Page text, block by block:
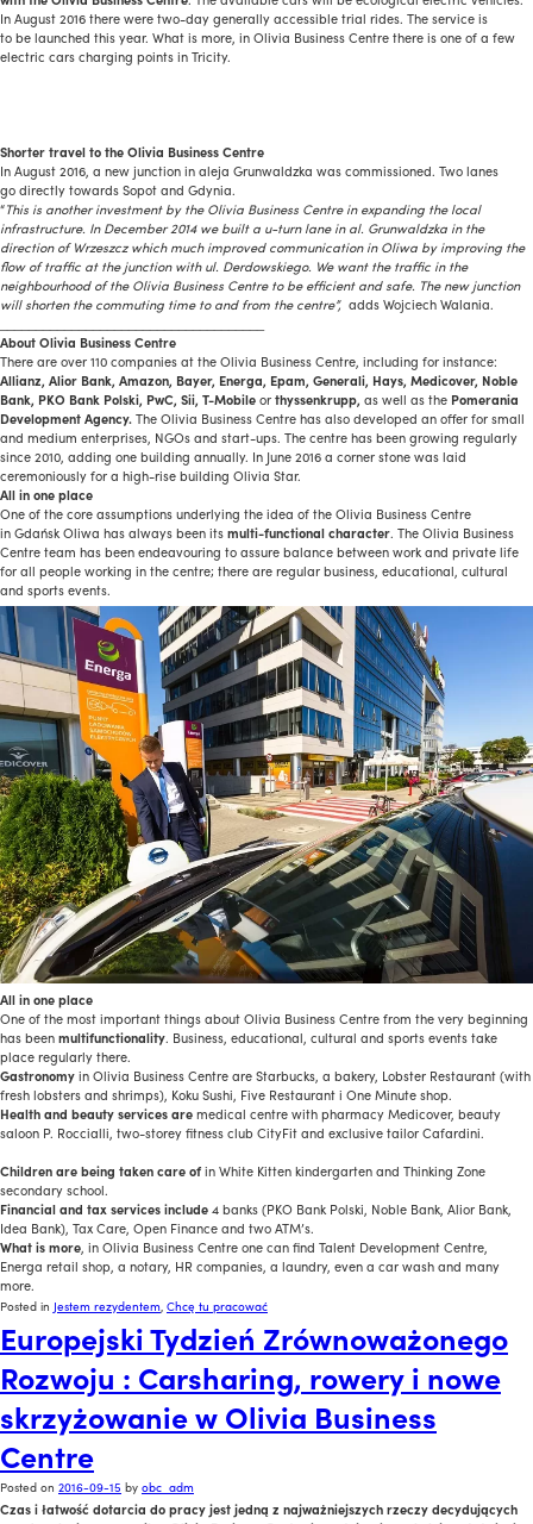
In August 2016 there were two-day generally accessible trial rides. The service is
to be launched this year. What is more, in Olivia Business Centre there is one of a few
electric cars charging points in Tricity.
Shorter travel to the Olivia Business Centre
In August 2016, a new junction in aleja Grunwaldzka was commissioned. Two lanes
go directly towards Sopot and Gdynia.
“This is another investment by the Olivia Business Centre in expanding the local
infrastructure. In December 2014 we built a u-turn lane in al. Grunwaldzka in the
direction of Wrzeszcz which much improved communication in Oliwa by improving the
flow of traffic at the junction with ul. Derdowskiego. We want the traffic in the
neighbourhood of the Olivia Business Centre to be efficient and safe. The new junction
will shorten the commuting time to and from the centre”, adds Wojciech Walania.
About Olivia Business Centre
There are over 110 companies at the Olivia Business Centre, including for instance:
Allianz, Alior Bank, Amazon, Bayer, Energa, Epam, Generali, Hays, Medicover, Noble
Bank, PKO Bank Polski, PwC, Sii, T-Mobileorthyssenkrupp, as well as the Pomerania
Development Agency. The Olivia Business Centre has also developed an offer for small
and medium enterprises, NGOs and start-ups. The centre has been growing regularly
since 2010, adding one building annually. In June 2016 a corner stone was laid
ceremoniously for a high-rise building Olivia Star.
All in one place
One of the core assumptions underlying the idea of the Olivia Business Centre
in Gdańsk Oliwa has always been itsmulti-functional character. The Olivia Business
Centre team has been endeavouring to assure balance between work and private life
for all people working in the centre; there are regular business, educational, cultural
and sports events.
All in one place
One of the most important things about Olivia Business Centre from the very beginning
has beenmultifunctionality. Business, educational, cultural and sports events take
place regularly there.
Gastronomyin Olivia Business Centre are Starbucks, a bakery, Lobster Restaurant (with
fresh lobsters and shrimps), Koku Sushi, Five Restaurant i One Minute shop.
Health and beauty services aremedical centre with pharmacy Medicover, beauty
saloon P. Roccialli, two-storey fitness club CityFit and exclusive tailor Cafardini.
Children are being taken care ofin White Kitten kindergarten and Thinking Zone
secondary school.
Financial and tax services include4 banks (PKO Bank Polski, Noble Bank, Alior Bank,
Idea Bank), Tax Care, Open Finance and two ATM’s.
What is more, in Olivia Business Centre one can find Talent Development Centre,
Energa retail shop, a notary, HR companies, a laundry, even a car wash and many
more.
Posted in Jestem rezydentem, Chcę tu pracować
Europejski Tydzień Zrównoważonego
Rozwoju : Carsharing, rowery i nowe
skrzyżowanie w Olivia Business
Centre
Posted on 2016-09-15 by obc_adm
Czas i łatwość dotarcia do pracy jest jedną z najważniejszych rzeczy decydujących